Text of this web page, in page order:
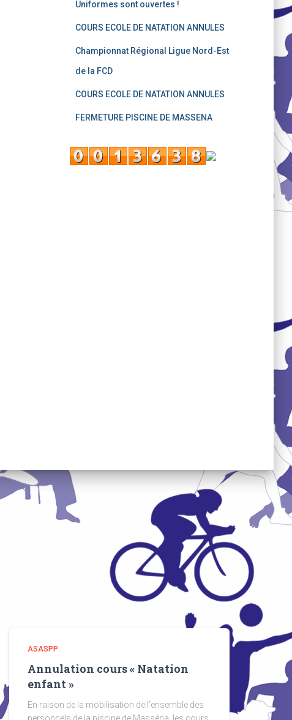
Uniformes sont ouvertes !
COURS ECOLE DE NATATION ANNULES
Championnat Régional Ligue Nord-Est
de la FCD
COURS ECOLE DE NATATION ANNULES
FERMETURE PISCINE DE MASSENA
ASASPP
Annulation cours « Natation
enfant »
En raison de la mobilisation de l’ensemble des